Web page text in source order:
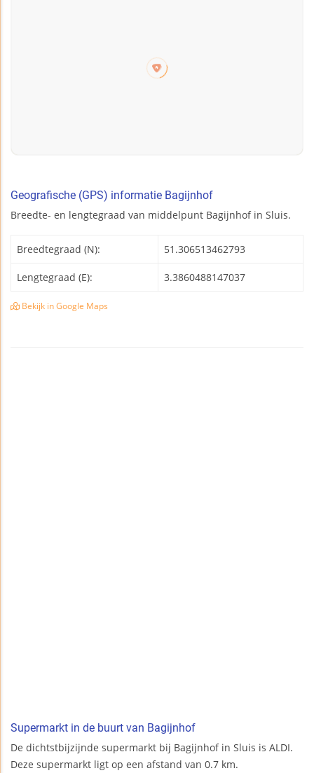
Geografische (GPS) informatie Bagijnhof
Breedte- en lengtegraad van middelpunt Bagijnhof in Sluis.
Breedtegraad (N): 51.306513462793
Lengtegraad (E): 3.3860488147037
Bekijk in Google Maps
Supermarkt in de buurt van Bagijnhof
De dichtstbijzijnde supermarkt bij Bagijnhof in Sluis is ALDI.
Deze supermarkt ligt op een afstand van 0.7 km.